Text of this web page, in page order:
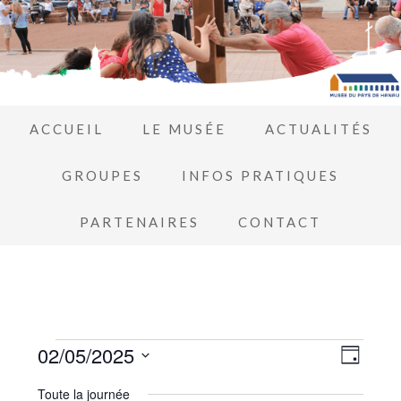
ACCUEIL LE MUSÉE ACTUALITÉS
GROUPES INFOS PRATIQUES
PARTENAIRES CONTACT
par
JOUR
02/05/2025
Toute la journée